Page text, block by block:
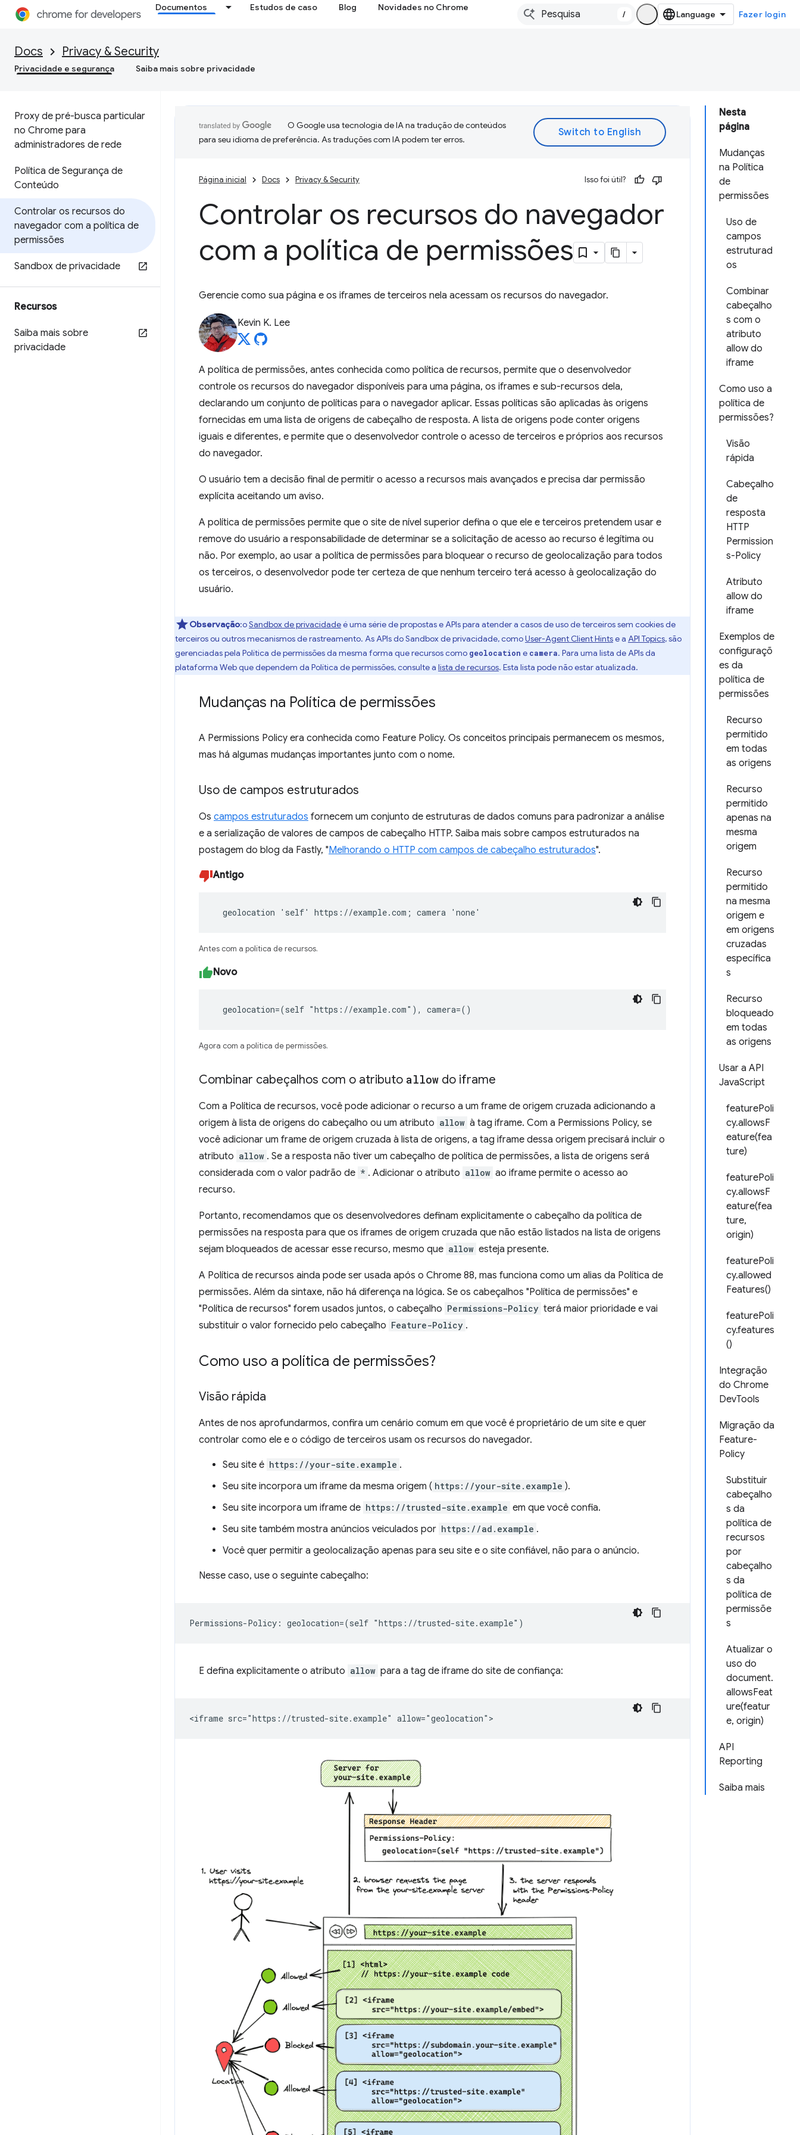
Documentos Estudos de caso Blog Novidades no Chrome
/ Fazer login
Docs Privacy & Security
Privacidade e segurança Saiba mais sobre privacidade
Proxy de pré-busca particular
no Chrome para
administradores de rede
Política de Segurança de
Conteúdo
Controlar os recursos do
navegador com a política de
permissões
Sandbox de privacidade
Recursos
Saiba mais sobre
privacidade
Nesta
página
Mudanças
na Política
de
permissões
Uso de
campos
estruturad
os
Combinar
cabeçalho
s com o
atributo
allow do
iframe
Como uso a
política de
permissões?
Visão
rápida
Cabeçalho
de
resposta
HTTP
Permission
s-Policy
Atributo
allow do
iframe
Exemplos de
configuraçõ
es da
política de
permissões
Recurso
permitido
em todas
as origens
Recurso
permitido
apenas na
mesma
origem
Recurso
permitido
na mesma
origem e
em origens
cruzadas
específica
s
Recurso
bloqueado
em todas
as origens
Usar a API
JavaScript
featurePoli
cy.allowsF
eature(fea
ture)
featurePoli
cy.allowsF
eature(fea
ture,
origin)
featurePoli
cy.allowed
Features()
featurePoli
cy.features
()
Integração
do Chrome
DevTools
Migração da
Feature-
Policy
Substituir
cabeçalho
s da
política de
recursos
por
cabeçalho
s da
política de
permissõe
s
Atualizar o
uso do
document.
allowsFeat
ure(featur
e, origin)
API
Reporting
Saiba mais
O Google usa tecnologia de IA na tradução de conteúdos
para seu idioma de preferência. As traduções com IA podem ter erros.
Página inicial Docs Privacy & Security Isso foi útil?
Controlar os recursos do navegador
com a política de permissões
Gerencie como sua página e os iframes de terceiros nela acessam os recursos do navegador.
Kevin K. Lee
A política de permissões, antes conhecida como política de recursos, permite que o desenvolvedor
controle os recursos do navegador disponíveis para uma página, os iframes e sub-recursos dela,
declarando um conjunto de políticas para o navegador aplicar. Essas políticas são aplicadas às origens
fornecidas em uma lista de origens de cabeçalho de resposta. A lista de origens pode conter origens
iguais e diferentes, e permite que o desenvolvedor controle o acesso de terceiros e próprios aos recursos
do navegador.
O usuário tem a decisão final de permitir o acesso a recursos mais avançados e precisa dar permissão
explícita aceitando um aviso.
A política de permissões permite que o site de nível superior defina o que ele e terceiros pretendem usar e
remove do usuário a responsabilidade de determinar se a solicitação de acesso ao recurso é legítima ou
não. Por exemplo, ao usar a política de permissões para bloquear o recurso de geolocalização para todos
os terceiros, o desenvolvedor pode ter certeza de que nenhum terceiro terá acesso à geolocalização do
usuário.
Observação:oSandbox de privacidadeé uma série de propostas e APIs para atender a casos de uso de terceiros sem cookies de
terceiros ou outros mecanismos de rastreamento. As APIs do Sandbox de privacidade, comoUser-Agent Client Hintse a API Topics, são
gerenciadas pela Política de permissões da mesma forma que recursos como geolocation e camera. Para uma lista de APIs da
plataforma Web que dependem da Política de permissões, consulte a lista de recursos. Esta lista pode não estar atualizada.
Mudanças na Política de permissões
A Permissions Policy era conhecida como Feature Policy. Os conceitos principais permanecem os mesmos,
mas há algumas mudanças importantes junto com o nome.
Uso de campos estruturados
Os campos estruturados fornecem um conjunto de estruturas de dados comuns para padronizar a análise
e a serialização de valores de campos de cabeçalho HTTP. Saiba mais sobre campos estruturados na
postagem do blog da Fastly, "Melhorando o HTTP com campos de cabeçalho estruturados".
Antigo
  geolocation 'self' https://example.com; camera 'none'
Antes com a política de recursos.
Novo
  geolocation=(self "https://example.com"), camera=()
Agora com a política de permissões.
Combinar cabeçalhos com o atributo allow do iframe
Com a Política de recursos, você pode adicionar o recurso a um frame de origem cruzada adicionando a
origem à lista de origens do cabeçalho ou um atributo allow à tag iframe. Com a Permissions Policy, se
você adicionar um frame de origem cruzada à lista de origens, a tag iframe dessa origem precisará incluir o
atributo allow . Se a resposta não tiver um cabeçalho de política de permissões, a lista de origens será
considerada com o valor padrão de * . Adicionar o atributo allow ao iframe permite o acesso ao
recurso.
Portanto, recomendamos que os desenvolvedores definam explicitamente o cabeçalho da política de
permissões na resposta para que os iframes de origem cruzada que não estão listados na lista de origens
sejam bloqueados de acessar esse recurso, mesmo que allow esteja presente.
A Política de recursos ainda pode ser usada após o Chrome 88, mas funciona como um alias da Política de
permissões. Além da sintaxe, não há diferença na lógica. Se os cabeçalhos "Política de permissões" e
"Política de recursos" forem usados juntos, o cabeçalho Permissions-Policy terá maior prioridade e vai
substituir o valor fornecido pelo cabeçalho Feature-Policy .
Como uso a política de permissões?
Visão rápida
Antes de nos aprofundarmos, confira um cenário comum em que você é proprietário de um site e quer
controlar como ele e o código de terceiros usam os recursos do navegador.
Seu site é https://your-site.example .
Seu site incorpora um iframe da mesma origem ( https://your-site.example ).
Seu site incorpora um iframe de https://trusted-site.example em que você confia.
Seu site também mostra anúncios veiculados por https://ad.example .
Você quer permitir a geolocalização apenas para seu site e o site confiável, não para o anúncio.
Nesse caso, use o seguinte cabeçalho:
E defina explicitamente o atributo allow para a tag de iframe do site de confiança: